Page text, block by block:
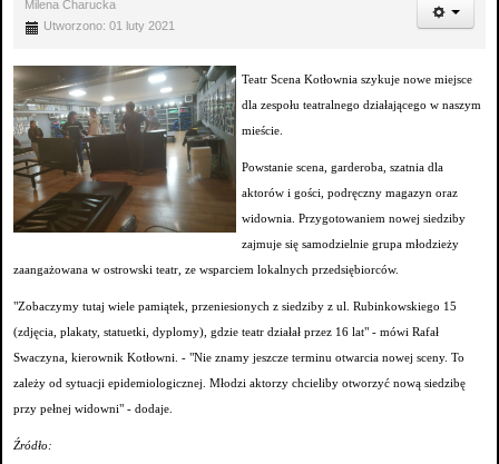
Milena Charucka
Utworzono: 01 luty 2021
Teatr Scena Kotłownia szykuje nowe miejsce
dla zespołu teatralnego działającego w naszym
mieście.
Powstanie scena, garderoba, szatnia dla
aktorów i gości, podręczny magazyn oraz
widownia. Przygotowaniem nowej siedziby
zajmuje się samodzielnie grupa młodzieży
zaangażowana w ostrowski teatr, ze wsparciem lokalnych przedsiębiorców.
"Zobaczymy tutaj wiele pamiątek, przeniesionych z siedziby z ul. Rubinkowskiego 15
(zdjęcia, plakaty, statuetki, dyplomy), gdzie teatr działał przez 16 lat" - mówi Rafał
Swaczyna, kierownik Kotłowni. - "Nie znamy jeszcze terminu otwarcia nowej sceny. To
zależy od sytuacji epidemiologicznej. Młodzi aktorzy chcieliby otworzyć nową siedzibę
przy pełnej widowni" - dodaje.
Źródło: